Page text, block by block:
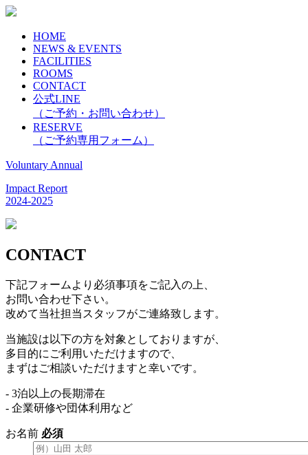
HOME
NEWS & EVENTS
FACILITIES
ROOMS
CONTACT
公式LINE
（ご予約・お問い合わせ）
RESERVE
（ご予約専用フォーム）
Voluntary Annual
Impact Report
2024-2025
CONTACT
下記フォームより必須事項をご記入の上、
お問い合わせ下さい。
改めて当社担当スタッフがご連絡致します。
当施設は以下の方を対象としておりますが、
多目的にご利用いただけますので、
まずはご相談いただけますと幸いです。
- 3泊以上の長期滞在
- 企業研修や団体利用など
お名前 必須